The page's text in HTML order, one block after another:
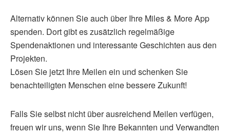
Alternativ können Sie auch über Ihre Miles & More App
spenden. Dort gibt es zusätzlich regelmäßige
Spendenaktionen und interessante Geschichten aus den
Projekten.
Lösen Sie jetzt Ihre Meilen ein und schenken Sie
benachteiligten Menschen eine bessere Zukunft!
Falls Sie selbst nicht über ausreichend Meilen verfügen,
freuen wir uns, wenn Sie Ihre Bekannten und Verwandten